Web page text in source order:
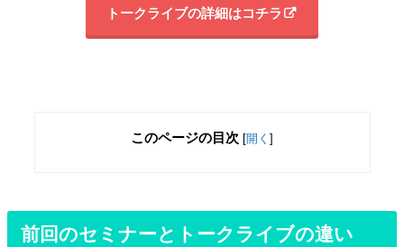
トークライブの詳細はコチラ
このページの目次 [開く ]
前回のセミナーとトークライブの違い